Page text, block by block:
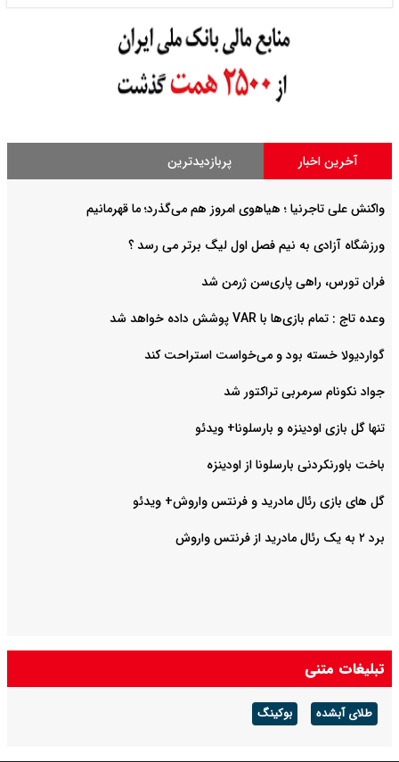
آخرین اخبار پربازدیدترین
واکنش علی تاجرنیا ؛ هیاهوی امروز هم می‌گذرد؛ ما قهرمانیم
ورزشگاه آزادی به نیم فصل اول لیگ برتر می رسد ؟
فران تورس، راهی پاری‌سن ژرمن شد
وعده تاج : تمام بازی‌ها با VAR پوشش داده خواهد شد
گواردیولا خسته بود و می‌خواست استراحت کند
جواد نکونام سرمربی تراکتور شد
تنها گل بازی اودینزه و بارسلونا+ ویدئو
باخت باورنکردنی بارسلونا از اودینزه
گل های بازی رئال مادرید و فرنتس واروش+ ویدئو
برد ۲ به یک رئال مادرید از فرنتس واروش
تبلیغات متنی
طلای آبشده بوکینگ